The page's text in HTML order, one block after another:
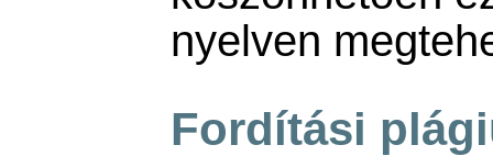
nyelven
Fordítási